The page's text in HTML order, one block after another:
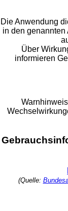
Die Anwendung
in den
Über
informieren
(Quelle: